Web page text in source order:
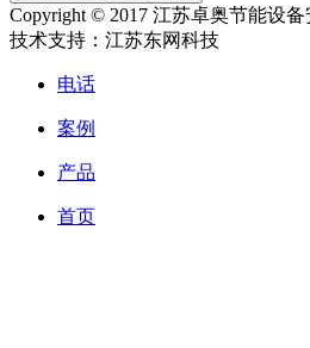
Copyright © 2017 江苏卓奥节能设
技术支持：江苏东网科技
电话
案例
产品
首页